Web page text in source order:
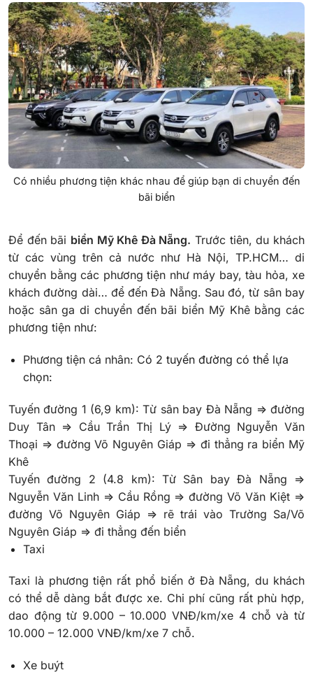
Có nhiều phương tiện khác nhau để giúp bạn di chuyển đến
bãi biển
Để đến bãi biển Mỹ Khê Đà Nẵng. Trước tiên, du khách
từ các vùng trên cả nước như Hà Nội, TP.HCM… di
chuyển bằng các phương tiện như máy bay, tàu hỏa, xe
khách đường dài… để đến Đà Nẵng. Sau đó, từ sân bay
hoặc sân ga di chuyển đến bãi biển Mỹ Khê bằng các
phương tiện như:
Phương tiện cá nhân: Có 2 tuyến đường có thể lựa
chọn:
Tuyến đường 1 (6,9 km): Từ sân bay Đà Nẵng => đường
Duy Tân => Cầu Trần Thị Lý => Đường Nguyễn Văn
Thoại => đường Võ Nguyên Giáp => đi thẳng ra biển Mỹ
Khê
Tuyến đường 2 (4.8 km): Từ Sân bay Đà Nẵng =>
Nguyễn Văn Linh => Cầu Rồng => đường Võ Văn Kiệt =>
đường Võ Nguyên Giáp => rẽ trái vào Trường Sa/Võ
Nguyên Giáp => đi thẳng đến biển
Taxi
Taxi là phương tiện rất phổ biến ở Đà Nẵng, du khách
có thể dễ dàng bắt được xe. Chi phí cũng rất phù hợp,
dao động từ 9.000 – 10.000 VNĐ/km/xe 4 chỗ và từ
10.000 – 12.000 VNĐ/km/xe 7 chỗ.
Xe buýt